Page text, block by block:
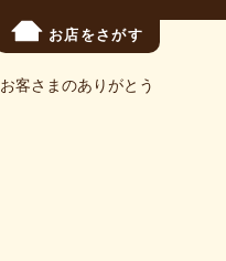
お店をさがす
お客さまのありがとう